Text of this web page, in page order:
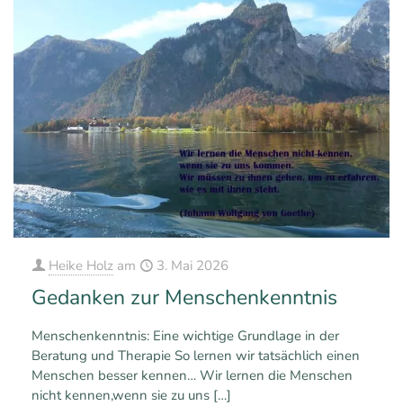
Heike Holz am 3. Mai 2026
Gedanken zur Menschenkenntnis
Menschenkenntnis: Eine wichtige Grundlage in der
Beratung und Therapie So lernen wir tatsächlich einen
Menschen besser kennen… Wir lernen die Menschen
nicht kennen,wenn sie zu uns […]